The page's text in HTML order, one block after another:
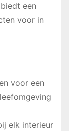
biedt een
voor in
voor een
elk interieur